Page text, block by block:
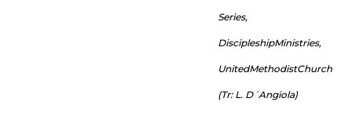
Series,
DiscipleshipMinistries,
UnitedMethodistChurch
(Tr: L. D´Angiola)